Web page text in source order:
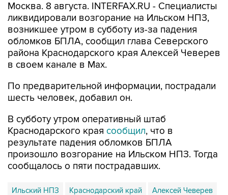
Москва. 8 августа. INTERFAX.RU - Специалисты
ликвидировали возгорание на Ильском НПЗ,
возникшее утром в субботу из-за падения
обломков БПЛА, сообщил глава Северского
района Краснодарского края Алексей Чеверев
в своем канале в Max.
По предварительной информации, пострадали
шесть человек, добавил он.
В субботу утром оперативный штаб
Краснодарского края сообщил, что в
результате падения обломков БПЛА
произошло возгорание на Ильском НПЗ. Тогда
сообщалось о пяти пострадавших.
Ильский НПЗ Краснодарский край Алексей Чеверев